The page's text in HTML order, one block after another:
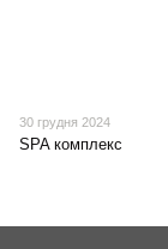
30 грудня 2024
SPA комплекс